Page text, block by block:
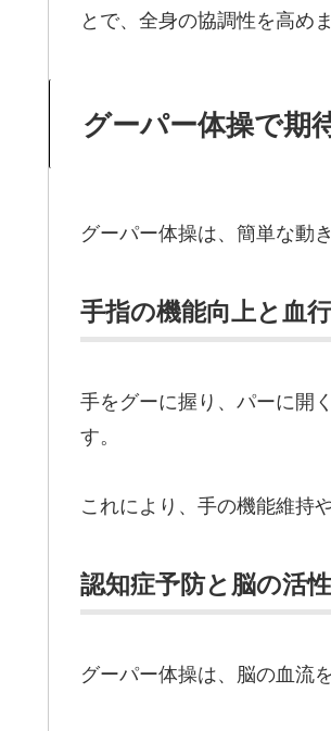
とで、全身の協調性を高めま
グーパー体操で期
グーパー体操は、簡単な動
手指の機能向上と血
手をグーに握り、パーに開
す。
これにより、手の機能維持
認知症予防と脳の活
グーパー体操は、脳の血流